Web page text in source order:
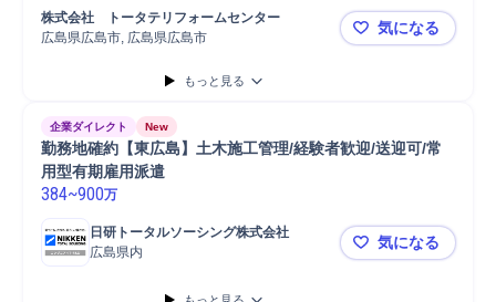
マンション
株式会社　トータテリフォームセンター
広島県広島市, 広島県広島市
【施工管理
気になる
もっと見る
企業ダイレクト New
勤務地確約【東広島】土木施工管理/経験者歓迎/送迎可/常
用型有期雇用派遣
384~900万
日研トータルソーシング株式会社
広島県内
勤務地確約
気になる